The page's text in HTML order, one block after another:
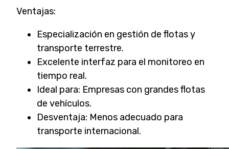
Ventajas:
Especialización en gestión de flotas y
transporte terrestre.
Excelente interfaz para el monitoreo en
tiempo real.
Ideal para: Empresas con grandes flotas
de vehículos.
Desventaja: Menos adecuado para
transporte internacional.